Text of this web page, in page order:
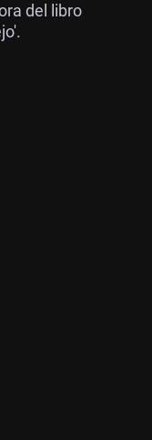
del libro